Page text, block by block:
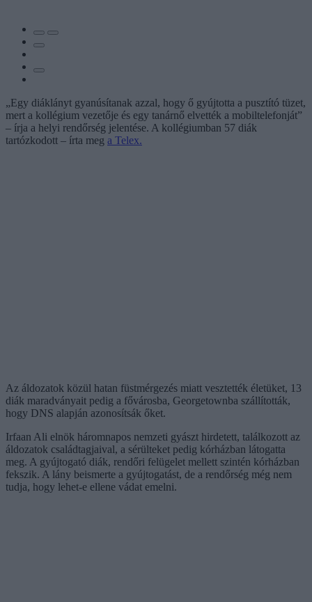
„Egy diáklányt gyanúsítanak azzal, hogy ő gyújtotta a pusztító tüzet,
mert a kollégium vezetője és egy tanárnő elvették a mobiltelefonját”
– írja a helyi rendőrség jelentése. A kollégiumban 57 diák
tartózkodott – írta meg a Telex.
Az áldozatok közül hatan füstmérgezés miatt vesztették életüket, 13
diák maradványait pedig a fővárosba, Georgetownba szállították,
hogy DNS alapján azonosítsák őket.
Irfaan Ali elnök háromnapos nemzeti gyászt hirdetett, találkozott az
áldozatok családtagjaival, a sérülteket pedig kórházban látogatta
meg. A gyújtogató diák, rendőri felügelet mellett szintén kórházban
fekszik. A lány beismerte a gyújtogatást, de a rendőrség még nem
tudja, hogy lehet-e ellene vádat emelni.